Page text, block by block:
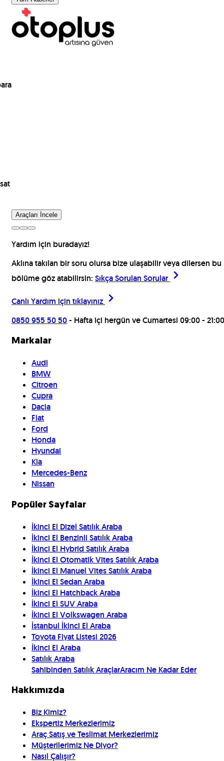
Araçları İncele
Yardım için buradayız!
Aklına takılan bir soru olursa bize ulaşabilir veya dilersen bu
bölüme göz atabilirsin: Sıkça Sorulan Sorular
Canlı Yardım için tıklayınız
0850 955 50 50- Hafta içi hergün ve Cumartesi 09:00 - 21:00
Markalar
Audi
BMW
Citroen
Cupra
Dacia
Fiat
Ford
Honda
Hyundai
Kia
Mercedes-Benz
Nissan
Popüler Sayfalar
İkinci El Dizel Satılık Araba
İkinci El Benzinli Satılık Araba
İkinci El Hybrid Satılık Araba
İkinci El Otomatik Vites Satılık Araba
İkinci El Manuel Vites Satılık Araba
İkinci El Sedan Araba
İkinci El Hatchback Araba
İkinci El SUV Araba
İkinci El Volkswagen Araba
İstanbul İkinci El Araba
Toyota Fiyat Listesi 2026
İkinci El Araba
Satılık Araba
Sahibinden Satılık AraçlarAracım Ne Kadar Eder
Hakkımızda
Biz Kimiz?
Ekspertiz Merkezlerimiz
Araç Satış ve Teslimat Merkezlerimiz
Müşterilerimiz Ne Diyor?
Nasıl Çalışır?